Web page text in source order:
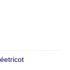
tricot